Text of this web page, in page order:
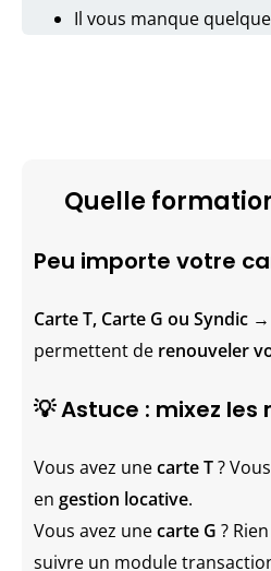
Il vous manque
Quelle
Peu importe votre
Carte T, Carte G ou Syndic→
permettent de renouveler
💡 Astuce : mixez les
Vous avez unecarte T?
en gestion locative.
Vous avez unecarte G ?
suivre un module